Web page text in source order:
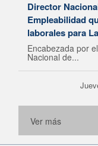
Director
Empleabilidad
laborales para
Encabezada por
Nacional de...
Ver más